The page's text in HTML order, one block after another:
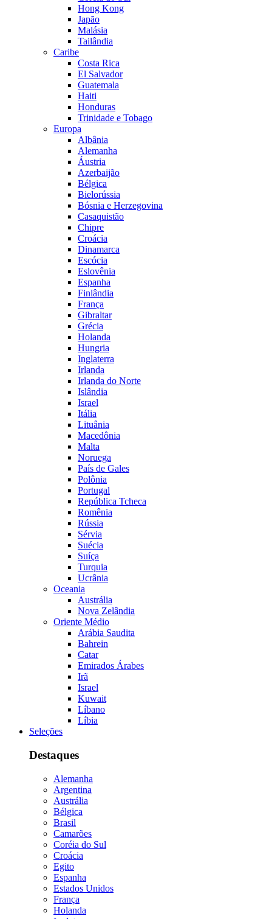
Hong Kong
Japão
Malásia
Tailândia
Caribe
Costa Rica
El Salvador
Guatemala
Haiti
Honduras
Trinidade e Tobago
Europa
Albânia
Alemanha
Áustria
Azerbaijão
Bélgica
Bielorússia
Bósnia e Herzegovina
Casaquistão
Chipre
Croácia
Dinamarca
Escócia
Eslovênia
Espanha
Finlândia
França
Gibraltar
Grécia
Holanda
Hungria
Inglaterra
Irlanda
Irlanda do Norte
Islândia
Israel
Itália
Lituânia
Macedônia
Malta
Noruega
País de Gales
Polônia
Portugal
República Tcheca
Romênia
Rússia
Sérvia
Suécia
Suíça
Turquia
Ucrânia
Oceania
Austrália
Nova Zelândia
Oriente Médio
Arábia Saudita
Bahrein
Catar
Emirados Árabes
Irã
Israel
Kuwait
Líbano
Líbia
Seleções
Destaques
Alemanha
Argentina
Austrália
Bélgica
Brasil
Camarões
Coréia do Sul
Croácia
Egito
Espanha
Estados Unidos
França
Holanda